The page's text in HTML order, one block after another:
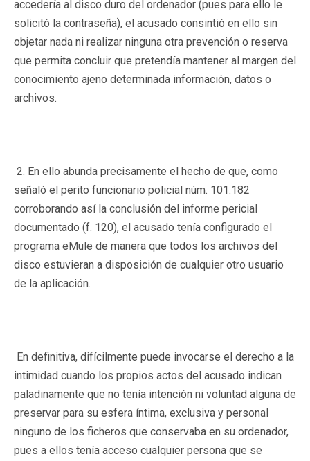
accedería al disco duro del ordenador (pues para ello le
solicitó la contraseña), el acusado consintió en ello sin
objetar nada ni realizar ninguna otra prevención o reserva
que permita concluir que pretendía mantener al margen del
conocimiento ajeno determinada información, datos o
archivos.
2. En ello abunda precisamente el hecho de que, como
señaló el perito funcionario policial núm. 101.182
corroborando así la conclusión del informe pericial
documentado (f. 120), el acusado tenía configurado el
programa eMule de manera que todos los archivos del
disco estuvieran a disposición de cualquier otro usuario
de la aplicación.
En definitiva, difícilmente puede invocarse el derecho a la
intimidad cuando los propios actos del acusado indican
paladinamente que no tenía intención ni voluntad alguna de
preservar para su esfera íntima, exclusiva y personal
ninguno de los ficheros que conservaba en su ordenador,
pues a ellos tenía acceso cualquier persona que se